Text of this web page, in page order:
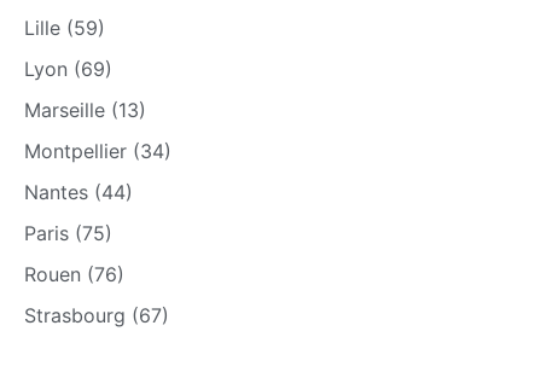
Lille (59)
Lyon (69)
Marseille (13)
Montpellier (34)
Nantes (44)
Paris (75)
Rouen (76)
Strasbourg (67)